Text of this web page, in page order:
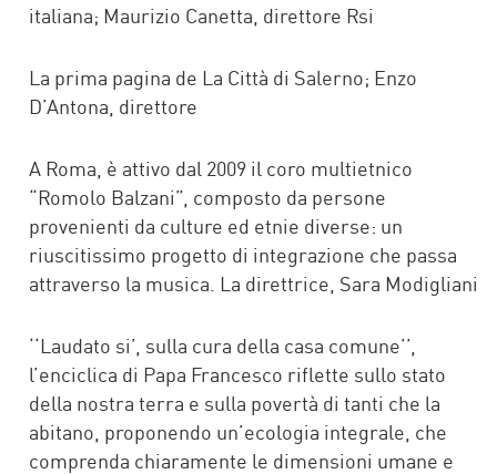
italiana; Maurizio Canetta, direttore Rsi
La prima pagina de La Città di Salerno; Enzo
D’Antona, direttore
A Roma, è attivo dal 2009 il coro multietnico
“Romolo Balzani”, composto da persone
provenienti da culture ed etnie diverse: un
riuscitissimo progetto di integrazione che passa
attraverso la musica. La direttrice, Sara Modigliani
‘‘Laudato si’, sulla cura della casa comune’’,
l’enciclica di Papa Francesco riflette sullo stato
della nostra terra e sulla povertà di tanti che la
abitano, proponendo un’ecologia integrale, che
comprenda chiaramente le dimensioni umane e